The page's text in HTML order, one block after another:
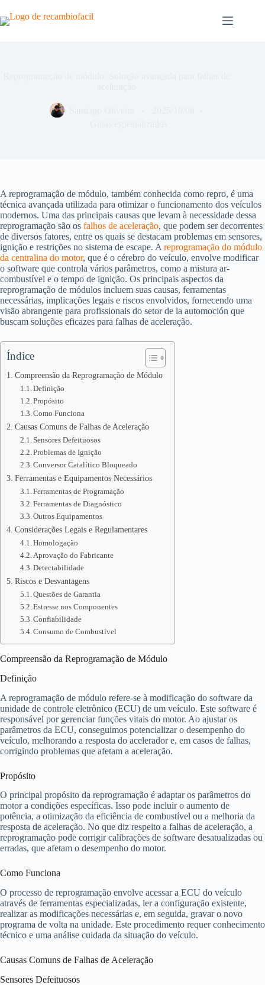
para
o
A reprogramação de módulo, também conhecida como repro, é uma
técnica avançada utilizada para otimizar o funcionamento dos veículos
modernos. Uma das principais causas que levam à necessidade dessa
reprogramação são os falhos de aceleração, que podem ser decorrentes
de diversos fatores, entre os quais se destacam problemas em sensores,
ignição e restrições no sistema de escape. A reprogramação do módulo
da centralina do motor, que é o cérebro do veículo, envolve modificar
o software que controla vários parâmetros, como a mistura ar-
combustível e o tempo de ignição. Os principais aspectos da
reprogramação de módulos incluem suas causas, ferramentas
necessárias, implicações legais e riscos envolvidos, fornecendo uma
visão abrangente para profissionais do setor de la automoción que
buscam soluções eficazes para falhas de aceleração.
Índice
Compreensão da Reprogramação de Módulo
Definição
Propósito
Como Funciona
Causas Comuns de Falhas de Aceleração
Sensores Defeituosos
Problemas de Ignição
Conversor Catalítico Bloqueado
Ferramentas e Equipamentos Necessários
Ferramentas de Programação
Ferramentas de Diagnóstico
Outros Equipamentos
Considerações Legais e Regulamentares
Homologação
Aprovação do Fabricante
Detectabilidade
Riscos e Desvantagens
Questões de Garantia
Estresse nos Componentes
Confiabilidade
Consumo de Combustível
Compreensão da Reprogramação de Módulo
Definição
A reprogramação de módulo refere-se à modificação do software da
unidade de controle eletrônico (ECU) de um veículo. Este software é
responsável por gerenciar funções vitais do motor. Ao ajustar os
parâmetros da ECU, conseguimos potencializar o desempenho do
veículo, melhorando a resposta do acelerador e, em casos de falhas,
corrigindo problemas que afetam a aceleração.
Propósito
O principal propósito da reprogramação é adaptar os parâmetros do
motor a condições específicas. Isso pode incluir o aumento de
potência, a otimização da eficiência de combustível ou a melhoria da
resposta de aceleração. No que diz respeito a falhas de aceleração, a
reprogramação pode corrigir calibrações de software desatualizadas ou
erradas, que afetam o desempenho do motor.
Como Funciona
O processo de reprogramação envolve acessar a ECU do veículo
através de ferramentas especializadas, ler a configuração existente,
realizar as modificações necessárias e, em seguida, gravar o novo
programa de volta na unidade. Este procedimento requer conhecimento
técnico e uma análise cuidada da situação do veículo.
Causas Comuns de Falhas de Aceleração
Sensores Defeituosos